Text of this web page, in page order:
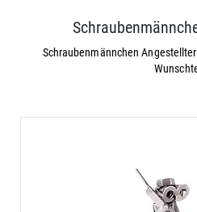
Schraubenmännchen